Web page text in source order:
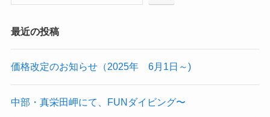
最近の投稿
価格改定のお知らせ（2025年 6月1日～)
中部・真栄田岬にて、FUNダイビング〜